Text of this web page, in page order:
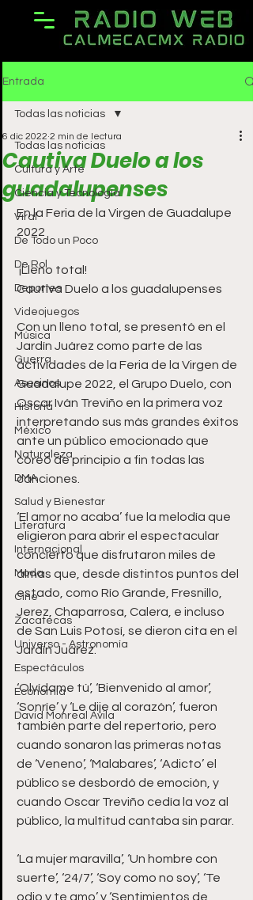
Entrada
Todas las noticias
Cultura y Arte
Ciencia y Tecnología
Viral
De Todo un Poco
De Rol
Deportes
Videojuegos
Música
Guerra
Asesinos
Historia
México
Naturaleza
DMA
Salud y Bienestar
Literatura
Internacional
Moda
Cine
Zacatecas
Universo - Astronomía
Espectáculos
Economía
David Monreal Ávila
Todas las noticias
Cautiva Duelo a los
guadalupenses
6 dic 2022 2 min de lectura
En la Feria de la Virgen de Guadalupe
2022
¡Lleno total!
Cautiva Duelo a los guadalupenses
Con un lleno total, se presentó en el
Jardín Juárez como parte de las
actividades de la Feria de la Virgen de
Guadalupe 2022, el Grupo Duelo, con
Oscar Iván Treviño en la primera voz
interpretando sus más grandes éxitos
ante un público emocionado que
coreó de principio a fin todas las
canciones.
‘El amor no acaba’ fue la melodía que
eligieron para abrir el espectacular
concierto que disfrutaron miles de
almas que, desde distintos puntos del
estado, como Río Grande, Fresnillo,
Jerez, Chaparrosa, Calera, e incluso
de San Luis Potosí, se dieron cita en el
Jardín Juárez.
‘Olvídame tú’, ‘Bienvenido al amor’,
‘Sonríe’ y ‘Le dije al corazón’, fueron
también parte del repertorio, pero
cuando sonaron las primeras notas
de ‘Veneno’, ‘Malabares’, ‘Adicto’ el
público se desbordó de emoción, y
cuando Oscar Treviño cedía la voz al
público, la multitud cantaba sin parar.
‘La mujer maravilla’, ‘Un hombre con
suerte’, ‘24/7’, ‘Soy como no soy’, ‘Te
odio y te amo’ y ‘Sentimientos de